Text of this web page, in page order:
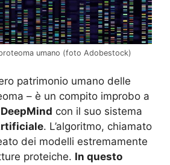
umano (foto Adobestock)
patrimonio umano delle
– è un compito improbo a
DeepMind con il suo sistema
. L’algoritmo, chiamato
dei modelli estremamente
proteiche. In questo